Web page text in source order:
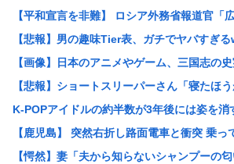
【平和宣言を非難】 ロシア外務省報道官「
【悲報】男の趣味Tier表、ガチでヤバすぎ
【画像】日本のアニメやゲーム、三国志の
【悲報】ショートスリーパーさん「寝たほ
K-POPアイドルの約半数が3年後には姿を
【鹿児島】 突然右折し路面電車と衝突 乗っ
【愕然】妻「夫から知らないシャンプーの